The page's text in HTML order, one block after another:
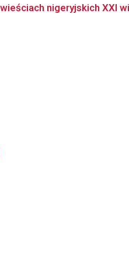
nigeryjskich XXI